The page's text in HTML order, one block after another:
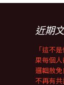
近期
「這不
果每個
邏輯赦
不再有